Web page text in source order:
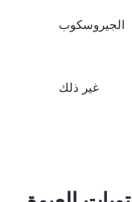
الجيروسكوب
غير ذلك